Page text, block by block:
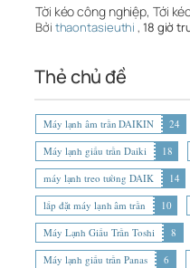
Tời kéo công nghiệp, Tới
Bởi thaontasieuthi , 18 giờ
Thẻ chủ đề
Máy lạnh âm trần DAIKIN 24
Máy lạnh giấu trần Daiki
18
máy lạnh treo tường DAIK
14
lắp đặt máy lạnh âm trần
10
Máy Lạnh Giấu Trần Toshi
8
Máy lạnh giấu trần Panas
6